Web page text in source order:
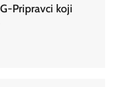
Pripravci koji